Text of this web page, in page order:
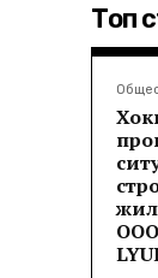
Топ
ООО